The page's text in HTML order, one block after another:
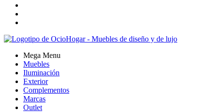
Mega Menu
Muebles
Iluminación
Exterior
Complementos
Marcas
Outlet